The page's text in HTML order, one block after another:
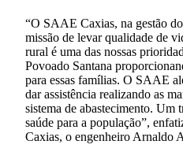
“O SAAE Caxias, na gestão
missão de levar qualidade de
rural é uma das nossas
Povoado Santana
para essas famílias. O SAAE
dar assistência realizando as
sistema de abastecimento. Um
saúde para a população”,
Caxias, o engenheiro Arnaldo